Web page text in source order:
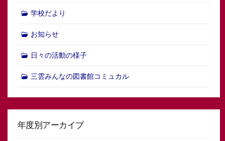
学校だより
お知らせ
日々の活動の様子
三雲みんなの図書館コミュカル
年度別アーカイブ